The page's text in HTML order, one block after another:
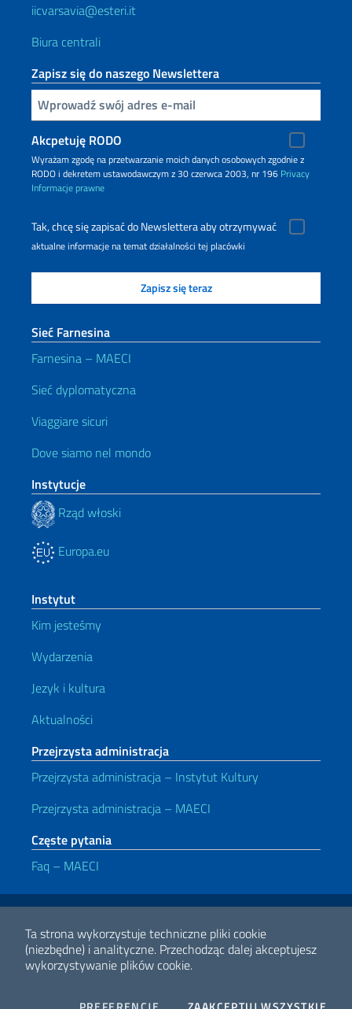
Ta strona wykorzystuje techniczne pliki cookie
(niezbędne) i analityczne. Przechodząc dalej akceptujesz
wykorzystywanie plików cookie.
COOKIES
iicvarsavia@esteri.it
Biura centrali
Zapisz się do naszego Newslettera
Inserisci la tua email
Akcpetuję RODO
Wyrażam zgodę na przetwarzanie moich danych osobowych zgodnie z
RODO i dekretem ustawodawczym z 30 czerwca 2003, nr 196 Privacy
Informacje prawne
Tak, chcę się zapisać do Newslettera aby otrzymywać
aktualne informacje na temat działalności tej placówki
Sieć Farnesina
Farnesina – MAECI
Sieć dyplomatyczna
Viaggiare sicuri
Dove siamo nel mondo
Instytucje
Rząd włoski
Europa.eu
Instytut
Kim jesteśmy
Wydarzenia
Jezyk i kultura
Aktualności
Przejrzysta administracja
Przejrzysta administracja – Instytut Kultury
Przejrzysta administracja – MAECI
Częste pytania
Faq – MAECI
Przydatne linki
Międzynarodowej